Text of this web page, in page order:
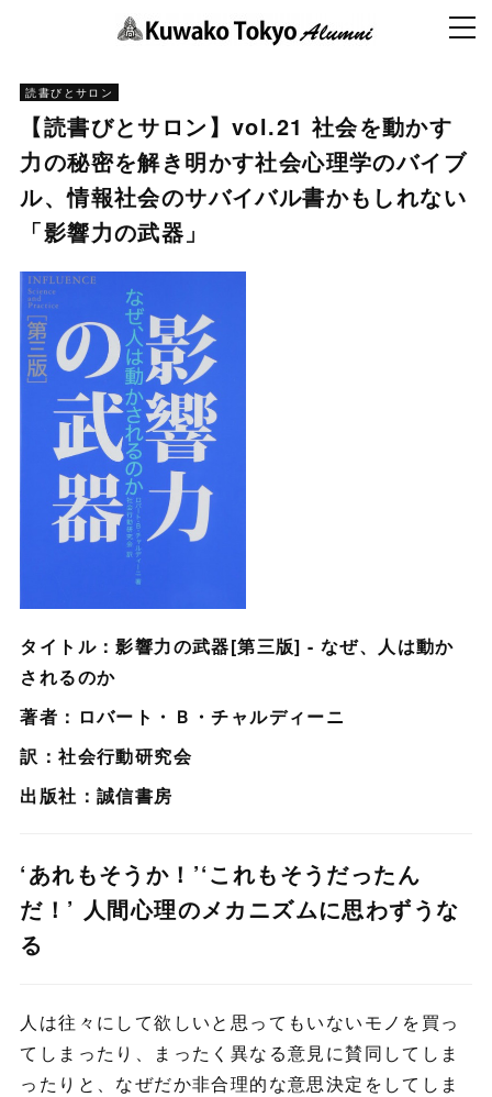
読書びとサロン
【読書びとサロン】vol.21 社会を動かす
力の秘密を解き明かす社会心理学のバイブ
ル、情報社会のサバイバル書かもしれない
「影響力の武器」
タイトル：影響力の武器[第三版] - なぜ、人は動か
されるのか
著者：ロバート・Ｂ・チャルディーニ
訳：社会行動研究会
出版社：誠信書房
‘あれもそうか！’‘これもそうだったん
だ！’ 人間心理のメカニズムに思わずうな
る
人は往々にして欲しいと思ってもいないモノを買っ
てしまったり、まったく異なる意見に賛同してしま
ったりと、なぜだか非合理的な意思決定をしてしま